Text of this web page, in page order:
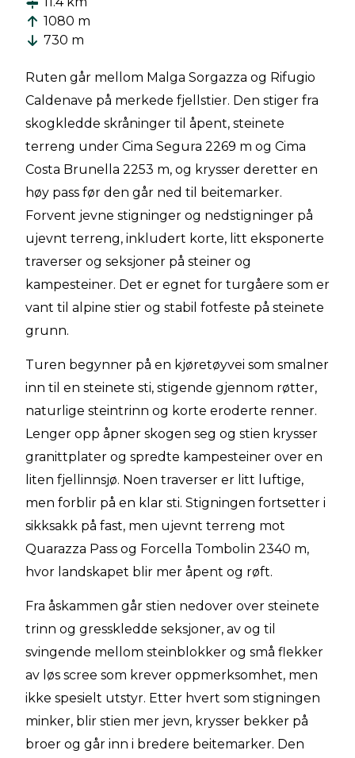
1080 m
730 m
Ruten går mellom Malga Sorgazza og Rifugio
Caldenave på merkede fjellstier. Den stiger fra
skogkledde skråninger til åpent, steinete
terreng under Cima Segura 2269 m og Cima
Costa Brunella 2253 m, og krysser deretter en
høy pass før den går ned til beitemarker.
Forvent jevne stigninger og nedstigninger på
ujevnt terreng, inkludert korte, litt eksponerte
traverser og seksjoner på steiner og
kampesteiner. Det er egnet for turgåere som er
vant til alpine stier og stabil fotfeste på steinete
grunn.
Turen begynner på en kjøretøyvei som smalner
inn til en steinete sti, stigende gjennom røtter,
naturlige steintrinn og korte eroderte renner.
Lenger opp åpner skogen seg og stien krysser
granittplater og spredte kampesteiner over en
liten fjellinnsjø. Noen traverser er litt luftige,
men forblir på en klar sti. Stigningen fortsetter i
sikksakk på fast, men ujevnt terreng mot
Quarazza Pass og Forcella Tombolin 2340 m,
hvor landskapet blir mer åpent og røft.
Fra åskammen går stien nedover over steinete
trinn og gresskledde seksjoner, av og til
svingende mellom steinblokker og små flekker
av løs scree som krever oppmerksomhet, men
ikke spesielt utstyr. Etter hvert som stigningen
minker, blir stien mer jevn, krysser bekker på
broer og går inn i bredere beitemarker. Den